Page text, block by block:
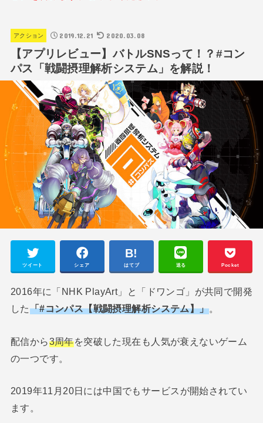
アクション 2019.12.21 2020.03.08
【アプリレビュー】バトルSNSって！？#コン
パス「戦闘摂理解析システム」を解説！
ツイート シェア はてブ 送る Pocket
2016年に「NHK PlayArt」と「ドワンゴ」が共同で開発
した「#コンパス【戦闘摂理解析システム】」。
配信から3周年を突破した現在も人気が衰えないゲーム
の一つです。
2019年11月20日には中国でもサービスが開始されてい
ます。